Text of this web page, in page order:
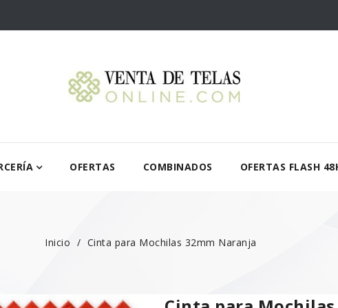
OFERTAS COMBINADOS OFERTAS FLASH
Inicio Cinta para Mochilas 32mm Naranja